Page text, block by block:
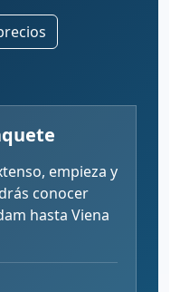
empieza y
conocer
hasta Viena